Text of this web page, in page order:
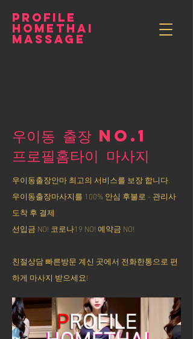
PROFILE
HOMETHAI
MASSAGE
우이동 출장 NO.1
​프로필홈타이 마사지
우이동출장안마 최고의 서비스를 보장 합니다.
우이동출장마사지를 100% 안심 후불로 - 관리사
도착 후 결제
선입금 NO! 코로나19 NO! 예약금 NO!
친절상담 빠른방문 계신 곳에서 전화한통으로 편
하게 마사지 받으세요!